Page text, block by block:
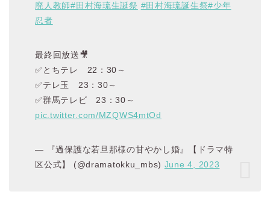
廃人教師#田村海琉生誕祭 #田村海琉誕生祭#少年
忍者
最終回放送🎥
✅とちテレ 22：30～
✅テレ玉 23：30～
✅群馬テレビ 23：30～
pic.twitter.com/MZQWS4mtOd
— 『過保護な若旦那様の甘やかし婚』【ドラマ特
区公式】 (@dramatokku_mbs) June 4, 2023